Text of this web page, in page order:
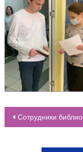
НАВИГАЦИЯ ПО
Сотрудники библиотеки провели